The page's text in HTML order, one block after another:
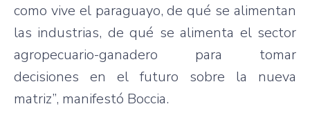
como vive el paraguayo, dequé sealimentan
las industrias, dequé sealimenta el sector
agropecuario-ganadero
para
tomar
decisiones en elfuturo sobre la nueva
matriz”, manifestó Boccia.